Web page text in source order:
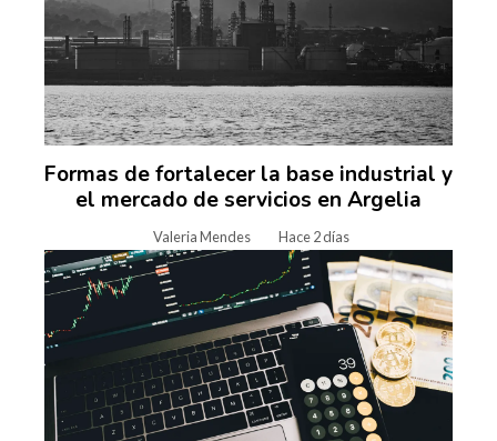
Formas de fortalecer la base industrial y
el mercado de servicios en Argelia
Valeria Mendes Hace 2 días